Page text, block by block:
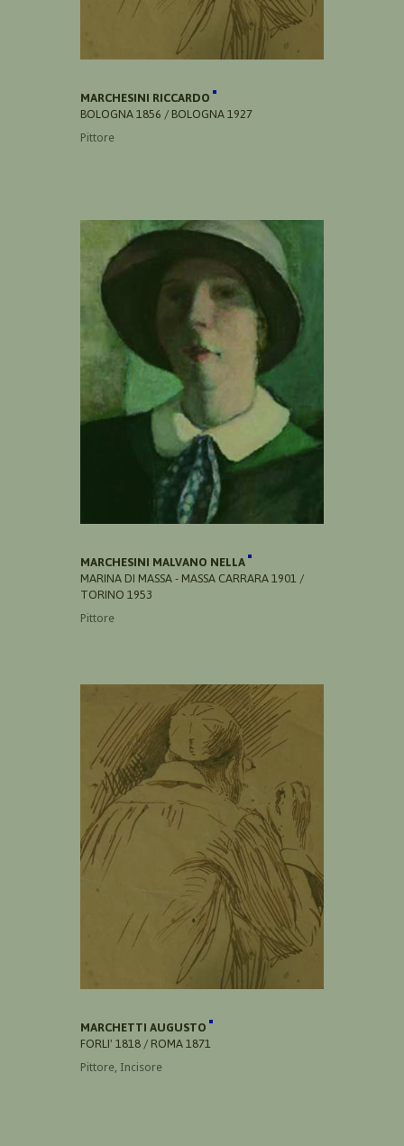
MARCHESINI RICCARDO
BOLOGNA 1856 / BOLOGNA 1927
Pittore
MARCHESINI MALVANO NELLA
MARINA DI MASSA - MASSA CARRARA 1901 /
TORINO 1953
Pittore
MARCHETTI AUGUSTO
FORLI' 1818 / ROMA 1871
Pittore, Incisore